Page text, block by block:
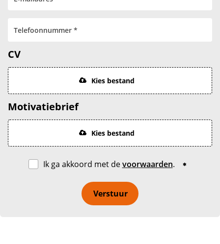
CV
Kies bestand
Motivatiebrief
Kies bestand
Ik ga akkoord met devoorwaarden.
Verstuur